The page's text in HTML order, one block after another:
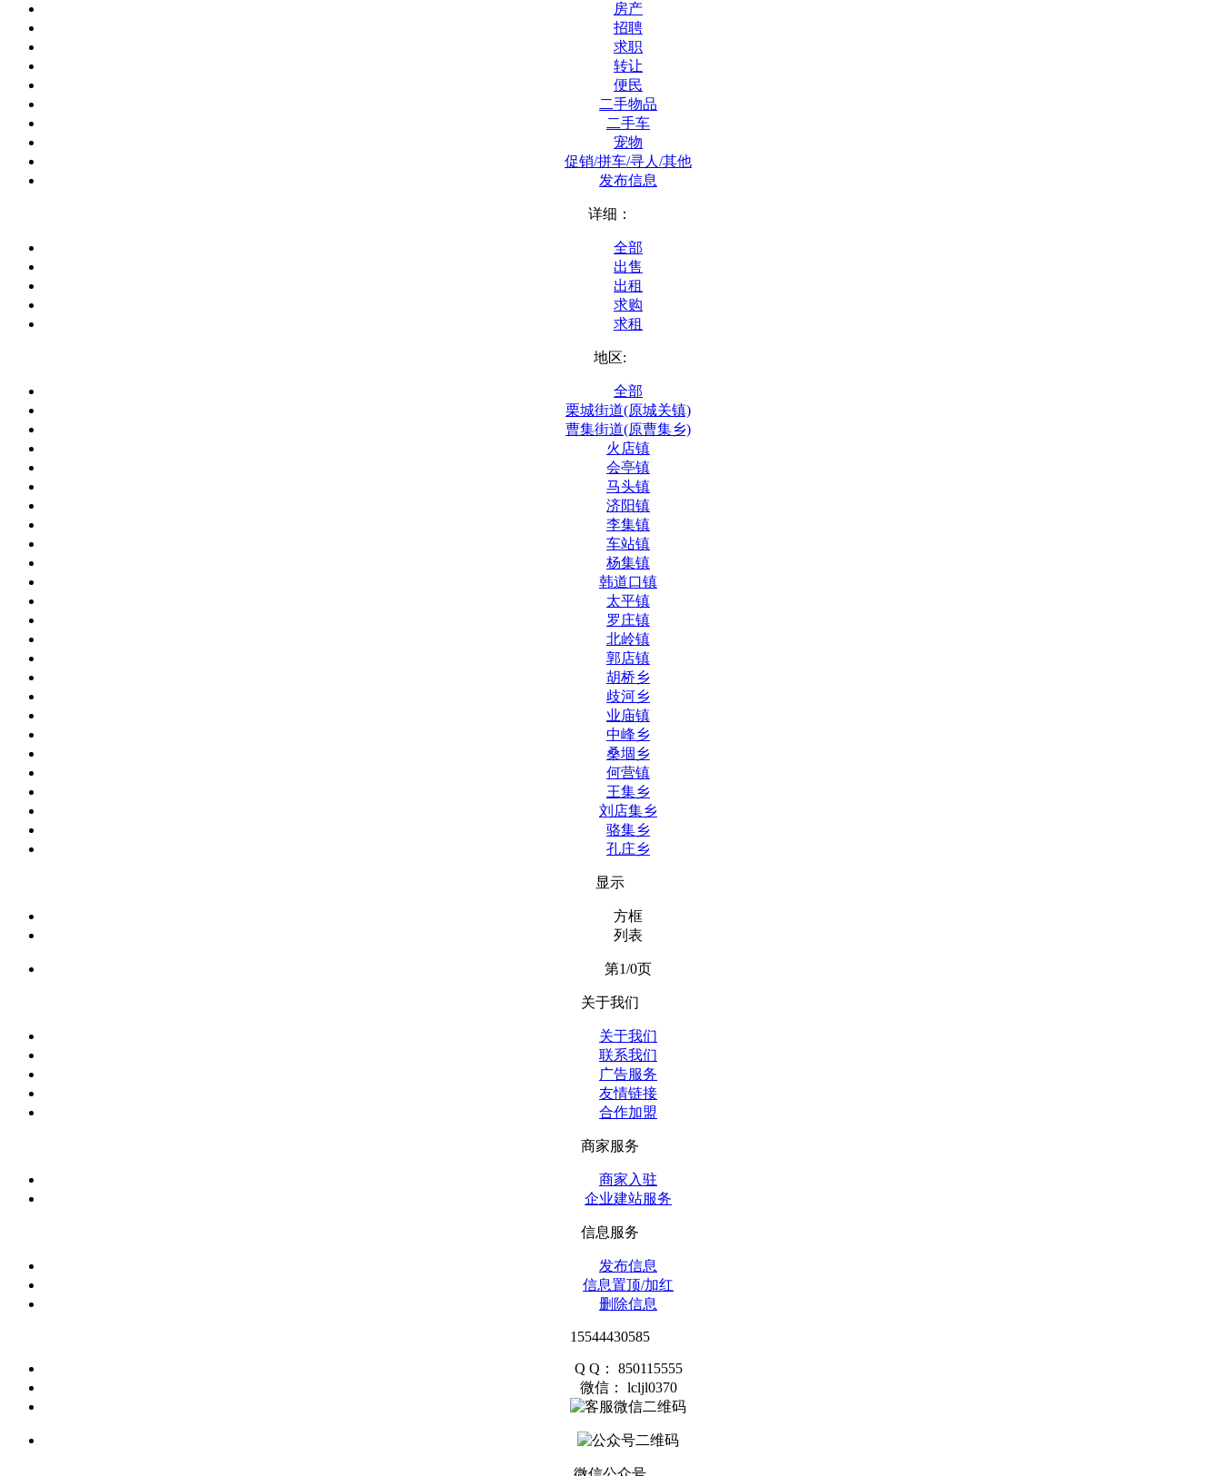
房产
招聘
求职
转让
便民
二手物品
二手车
宠物
促销/拼车/寻人/其他
发布信息
详细：
全部
出售
出租
求购
求租
地区:
全部
栗城街道(原城关镇)
曹集街道(原曹集乡)
火店镇
会亭镇
马头镇
济阳镇
李集镇
车站镇
杨集镇
韩道口镇
太平镇
罗庄镇
北岭镇
郭店镇
胡桥乡
歧河乡
业庙镇
中峰乡
桑堌乡
何营镇
王集乡
刘店集乡
骆集乡
孔庄乡
显示
方框
列表
第1/0页
关于我们
关于我们
联系我们
广告服务
友情链接
合作加盟
商家服务
商家入驻
企业建站服务
信息服务
发布信息
信息置顶/加红
删除信息
15544430585
Q Q： 850115555
微信： lcljl0370